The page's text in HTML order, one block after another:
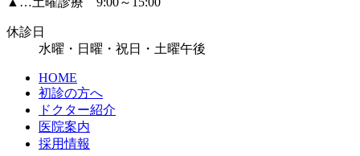
休診日
水曜・日曜・祝日・土曜午後
HOME
初診の方へ
ドクター紹介
医院案内
採用情報